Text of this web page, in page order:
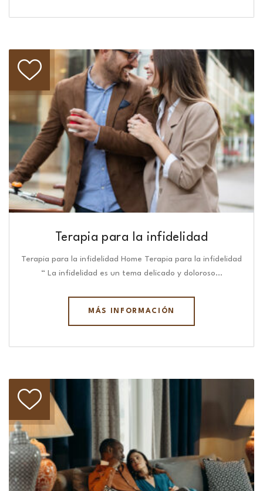
Terapia para la infidelidad
Terapia para la infidelidad Home Terapia para la infidelidad
“ La infidelidad es un tema delicado y doloroso…
MÁS INFORMACIÓN